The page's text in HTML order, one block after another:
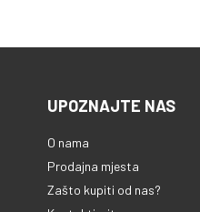
UPOZNAJTE NAS
O nama
Prodajna mjesta
Zašto kupiti od nas?